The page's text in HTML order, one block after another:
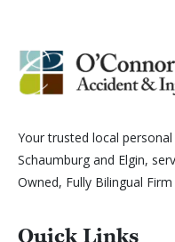
Your trusted local
Schaumburg and Elgin,
Owned, Fully Bilingual Firm
Quick Links